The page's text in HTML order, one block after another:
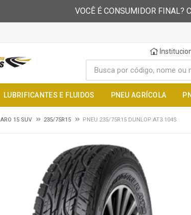
VOCÊ É CONSUMIDOR FINAL?
LUBRIFICANTES E FLUIDOS PNEU AGRÍCOLA
ARO 15 SUV 235/75R15 PNEU 235/75R15 DUNLOP AT3 104S